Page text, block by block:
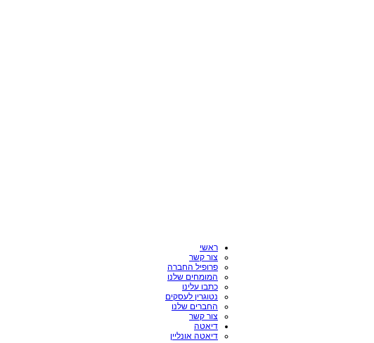
ראשי
צור קשר
פרופיל החברה
המומחים שלנו
כתבו עלינו
נטוגרין לעסקים
החברים שלנו
צור קשר
דיאטה
דיאטה אונליין